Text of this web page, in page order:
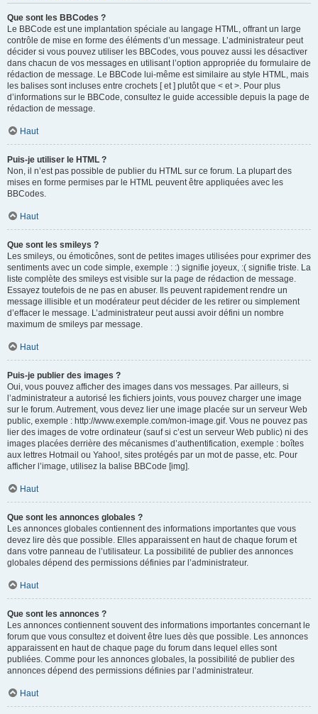
Que sont les BBCodes ?
Le BBCode est une implantation spéciale au langage HTML, offrant un large
contrôle de mise en forme des éléments d’un message. L’administrateur peut
décider si vous pouvez utiliser les BBCodes, vous pouvez aussi les désactiver
dans chacun de vos messages en utilisant l’option appropriée du formulaire de
rédaction de message. Le BBCode lui-même est similaire au style HTML, mais
les balises sont incluses entre crochets [ et ] plutôt que < et >. Pour plus
d’informations sur le BBCode, consultez le guide accessible depuis la page de
rédaction de message.
Haut
Puis-je utiliser le HTML ?
Non, il n’est pas possible de publier du HTML sur ce forum. La plupart des
mises en forme permises par le HTML peuvent être appliquées avec les
BBCodes.
Haut
Que sont les smileys ?
Les smileys, ou émoticônes, sont de petites images utilisées pour exprimer des
sentiments avec un code simple, exemple : :) signifie joyeux, :( signifie triste. La
liste complète des smileys est visible sur la page de rédaction de message.
Essayez toutefois de ne pas en abuser. Ils peuvent rapidement rendre un
message illisible et un modérateur peut décider de les retirer ou simplement
d’effacer le message. L’administrateur peut aussi avoir défini un nombre
maximum de smileys par message.
Haut
Puis-je publier des images ?
Oui, vous pouvez afficher des images dans vos messages. Par ailleurs, si
l’administrateur a autorisé les fichiers joints, vous pouvez charger une image
sur le forum. Autrement, vous devez lier une image placée sur un serveur Web
public, exemple : http://www.exemple.com/mon-image.gif. Vous ne pouvez pas
lier des images de votre ordinateur (sauf si c’est un serveur Web public) ni des
images placées derrière des mécanismes d’authentification, exemple : boîtes
aux lettres Hotmail ou Yahoo!, sites protégés par un mot de passe, etc. Pour
afficher l’image, utilisez la balise BBCode [img].
Haut
Que sont les annonces globales ?
Les annonces globales contiennent des informations importantes que vous
devez lire dès que possible. Elles apparaissent en haut de chaque forum et
dans votre panneau de l’utilisateur. La possibilité de publier des annonces
globales dépend des permissions définies par l’administrateur.
Haut
Que sont les annonces ?
Les annonces contiennent souvent des informations importantes concernant le
forum que vous consultez et doivent être lues dès que possible. Les annonces
apparaissent en haut de chaque page du forum dans lequel elles sont
publiées. Comme pour les annonces globales, la possibilité de publier des
annonces dépend des permissions définies par l’administrateur.
Haut